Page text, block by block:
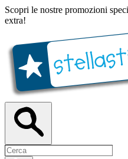
Scopri le nostre promozioni
extra!